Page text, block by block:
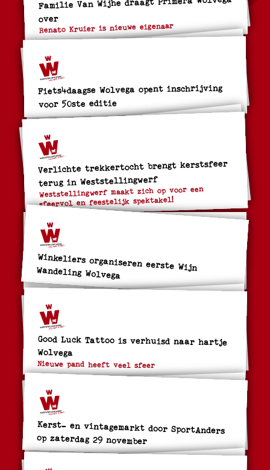
over
Renato Kruier is nieuwe eigenaar
Fiets4daagse Wolvega opent inschrijving
voor 50ste editie
Verlichte trekkertocht brengt kerstsfeer
terug in Weststellingwerf
Weststellingwerf maakt zich op voor een
sfeervol en feestelijk spektakel!
Winkeliers organiseren eerste Wijn
Wandeling Wolvega
Good Luck Tattoo is verhuisd naar hartje
Wolvega
Nieuwe pand heeft veel sfeer
Kerst- en vintagemarkt door SportAnders
op zaterdag 29 november